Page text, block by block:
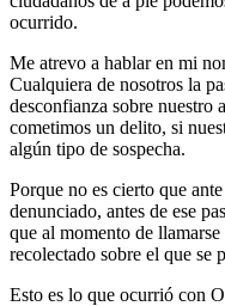
ocurrido.
Me atrevo a hablar en mi
Cualquiera de nosotros la
desconfianza sobre nuestro
cometimos un delito, si
algún tipo de sospecha.
Porque no es cierto que
denunciado, antes de ese
que al momento de
recolectado sobre el que se
Esto es lo que ocurrió con